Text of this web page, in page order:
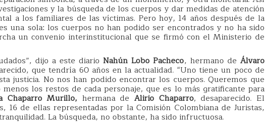
y la búsqueda de los cuerpos y dar medidas de atención
a los familiares de las víctimas. Pero hoy, 14 años después de la
una sola: los cuerpos no han podido ser encontrados y no ha sido
un convenio interinstitucional que se firmó con el Ministerio de
dijo a este diario Nahún Lobo Pacheco, hermano de Álvaro
que tendría 60 años en la actualidad. “Uno tiene un poco de
justicia. No nos han podido encontrar los cuerpos. Queremos que
los restos de cada personaje, que es lo más gratificante para
Chaparro Murillo, hermana de Alirio Chaparro, desaparecido. El
16 de ellas representadas por la Comisión Colombiana de Juristas,
La búsqueda, no obstante, ha sido infructuosa.